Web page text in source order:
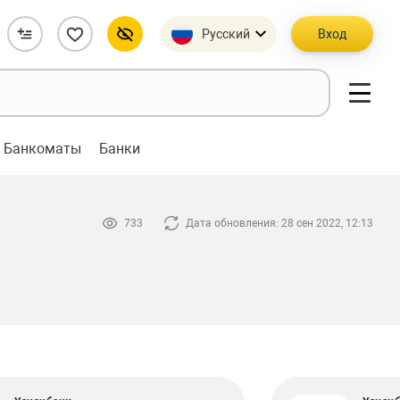
Русский Вход
Банкоматы Банки
733 Дата обновления: 28 сен 2022, 12:13